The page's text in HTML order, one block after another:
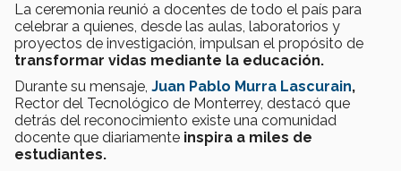
La ceremonia reunió a docentes de todo el país para
celebrar a quienes, desde las aulas, laboratorios y
proyectos de investigación, impulsan el propósito de
transformar vidas mediante la educación.
Durante su mensaje, Juan Pablo Murra Lascurain,
Rector del Tecnológico de Monterrey, destacó que
detrás del reconocimiento existe una comunidad
docente que diariamente inspira a miles de
estudiantes.